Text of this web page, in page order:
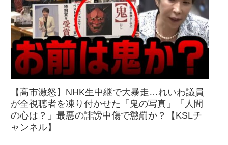
【高市激怒】NHK生中継で大暴走…れいわ議員
が全視聴者を凍り付かせた「鬼の写真」「人間
の心は？」最悪の誹謗中傷で懲罰か？【KSLチ
ャンネル】